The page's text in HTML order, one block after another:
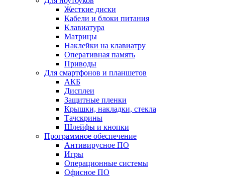
Жесткие диски
Кабели и блоки питания
Клавиатура
Матрицы
Наклейки на клавиатру
Оперативная память
Приводы
Для смартфонов и планшетов
АКБ
Дисплеи
Защитные пленки
Крышки, накладки, стекла
Тачскрины
Шлейфы и кнопки
Программное обеспечение
Антивирусное ПО
Игры
Операционные системы
Офисное ПО